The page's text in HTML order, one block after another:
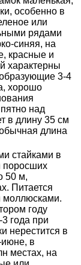
особенно в
или
рядами
синяя, на
красные и
характерны
3-4
хорошо
над
в длину 35 см
длина
стайками в
поросших
50 м,
Питается
моллюсками.
году
года при
нерестится в
в
местах, на